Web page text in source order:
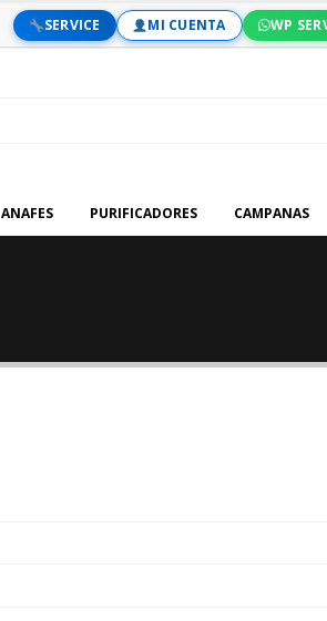
SERVICE MI CUENTA WP
ANAFES PURIFICADORES CAMPANAS